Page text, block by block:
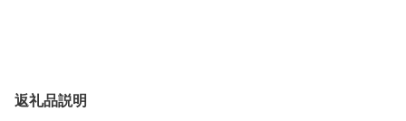
返礼品説明